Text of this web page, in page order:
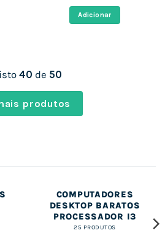
era:
457,00 €.
Adicionar
40 de 50
produtos
COMPUTADORES
DESKTOP BARATOS
PROCESSADOR I3
25 PRODUTOS